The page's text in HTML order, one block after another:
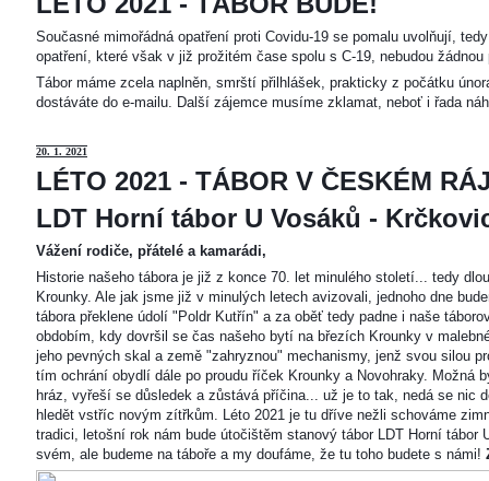
Současné mimořádná opatření proti Covidu-19 se pomalu uvolňují,
opatření, které však v již prožitém čase spolu s C-19, nebudou žádnou
Tábor máme zcela naplněn, smrští přilhlášek, prakticky z počátku
dostáváte do e-mailu. Další zájemce musíme zklamat, neboť i řada
20. 1. 2021
LÉTO 2021 - TÁBOR V ČESKÉM
LDT Horní tábor U Vosáků -
Vážení rodiče, přátelé a kamarádi,
Historie našeho tábora je již z konce 70. let minulého století... tedy
Krounky. Ale jak jsme již v minulých letech avizovali, jednoho dne
tábora překlene údolí "Poldr Kutřín" a za oběť tedy padne i naše
obdobím, kdy dovršil se čas našeho bytí na březích Krounky v
jeho pevných skal a země "zahryznou" mechanismy, jenž svou silou
tím ochrání obydlí dále po proudu říček Krounky a Novohraky. Možná
hráz, vyřeší se důsledek a zůstává příčina... už je to tak, nedá se nic
hledět vstříc novým zítřkům. Léto 2021 je tu dříve nežli schováme
tradici, letošní rok nám bude útočištěm stanový tábor LDT Horní tábor
svém, ale budeme na táboře a my doufáme, že tu toho budete s námi!